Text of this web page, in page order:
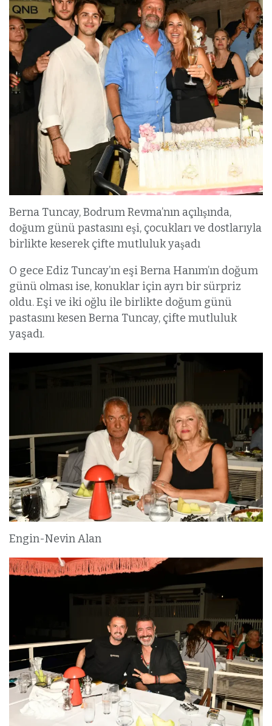
Berna Tuncay, Bodrum Revma’nın açılışında,
doğum günü pastasını eşi, çocukları ve dostlarıyla
birlikte keserek çifte mutluluk yaşadı
O gece Ediz Tuncay’ın eşi Berna Hanım’ın doğum
günü olması ise, konuklar için ayrı bir sürpriz
oldu. Eşi ve iki oğlu ile birlikte doğum günü
pastasını kesen Berna Tuncay, çifte mutluluk
yaşadı.
Engin-Nevin Alan